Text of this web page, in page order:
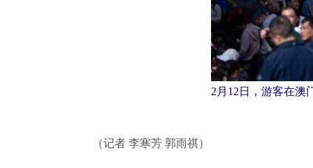
2月12日，游客在澳
（记者 李寒芳 郭雨祺）